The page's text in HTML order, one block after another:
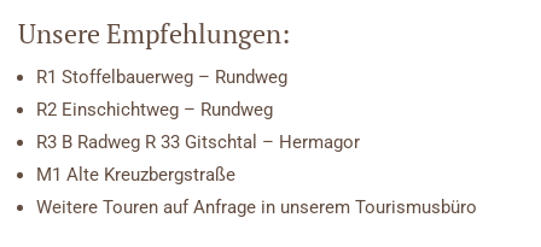
Unsere Empfehlungen:
R1 Stoffelbauerweg – Rundweg
R2 Einschichtweg – Rundweg
R3 B Radweg R 33 Gitschtal – Hermagor
M1 Alte Kreuzbergstraße
Weitere Touren auf Anfrage in unserem Tourismusbüro